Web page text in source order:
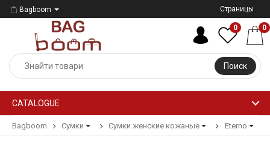
Bagboom Страницы
Поиск
0 0
CATALOGUE
Bagboom Сумки Сумки женские кожаные Eterno